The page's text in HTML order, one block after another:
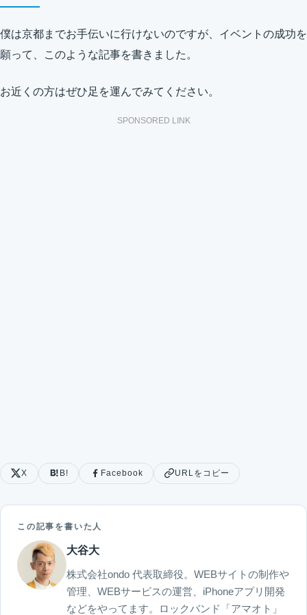
僕は京都までお手伝いに行けないのですが、イベントの成功を
願って、このような記事を書きました。
お近くの方はぜひ足を運んでみてください。
SPONSORED LINK
X B! Facebook URLをコピー
この記事を書いた人
大谷大
株式会社ondo 代表取締役。WEBサイトの制作や
管理、WEBサービスの運営、iPhoneアプリ開発
などをやってます。ロックバンド「アマオト」